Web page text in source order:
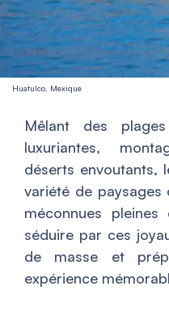
Huatulco, Mexique
Mêlant des
luxuriantes,
déserts envoutants,
variété de paysages
méconnues pleines
séduire par ces
de masse et
expérience